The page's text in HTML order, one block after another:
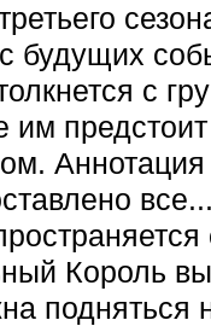
будущих
с
им
Аннотация
Король
подняться